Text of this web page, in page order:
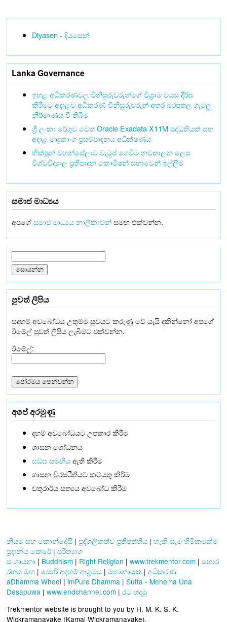
Diyasen - දියසෙන්
Lanka Governance
ඉහළ අධිකරණවල විනිසුරුවරුන්ගේ විශ්‍රාම වයස දීර්ඝ
කිරීමට අදාළව අධිකරණ විනිසුරුවරුන් අතර බරපතල ගැටලු
නිර්මාණය වී තිබීම
ශ්‍රී ලංකා රේගුව වෙත Oracle Exadata X11M පද්ධතියක් සහ
අදාළ මෘදුකාංග ප්‍රසම්පාදනය අධීක්ෂණය
භික්ෂූන් වහන්සේලාට වැටුප් ගෙවීම නවතාලන ලෙස
විශ්වවිද්‍යාල ප්‍රතිපාදන කොමිෂන් සභාවෙන් ඉල්ලීම
සමාජ මාධ්‍යය
අපගේසමාජ මාධ්‍යය නාලිකාවන්සමඟ එක්වන්න.
පුවත් ලිපිය
සදහම් අවබෝධය උතුම්ම සුවයට කරුණු වේ යැයි දකින්නෝ අපගේ
ඊමේල් පුවත් ලිපිය ලැබීමට එක්වන්න.
ඊමේල්:
අපේ අරමුණු
දහම් අවබෝධයට උපකාර කිරීම
ශාසන ශෝධනය
සඞ්‌ඝ සමඟියඇති කිරීම
ශාසන චිරස්ථිතියට කටයුතු කිරීම
චතුරාර්ය සත්‍යය අවබෝධ කිරීම
නියම සහ කොන්දේසි | පුද්ගලිකත්ව ප්‍රතිපත්තිය | හැකි සෑම හිමිකමක්ම
ප්‍රදානය කෙරේ | පරිත්‍යාග
සංගායනා | Buddhism | Right Religion | www.trekmentor.com | හොර
රහත් මඟ | සොරි අදහම් ආශ්‍රමය | මහානායක | අධිකරණ
aDhamma Wheel | imPure Dhamma | Sutta - Mehema Una
Desapuwa | www.endchannel.com | රට හදමු
Trekmentor website is brought to you by H. M. K. S. K.
Wickramanayake (Kamal Wickramanayake).